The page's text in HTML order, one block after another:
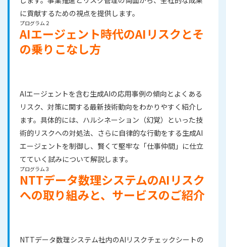
に貢献するための視点を提供します。
プログラム２
AIエージェント時代のAIリスクとそ
の乗りこなし方
AIエージェントを含む生成AIの応用事例の傾向とよくある
リスク、対策に関する最新技術動向をわかりやすく紹介し
ます。具体的には、ハルシネーション（幻覚）といった技
術的リスクへの対処法、さらに自律的な行動をする生成AI
エージェントを制御し、賢くて堅牢な「仕事仲間」に仕立
てていく試みについて解説します。
プログラム３
NTTデータ数理システムのAIリスク
への取り組みと、サービスのご紹介
NTTデータ数理システム社内のAIリスクチェックシートの